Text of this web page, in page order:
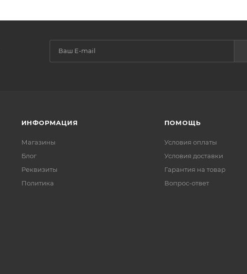
ИНФОРМАЦИЯ
Магазины
Блог
Реквизиты
Политика
ПОМОЩЬ
Условия оплаты
Условия доставки
Гарантия на товар
Вопрос-ответ